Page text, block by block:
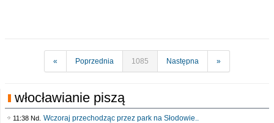
« Poprzednia 1085 Następna »
włocławianie piszą
11:38 Nd. Wczoraj przechodząc przez park na Słodowie..